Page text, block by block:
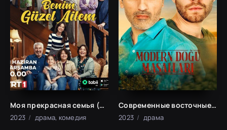
Моя прекрасная семья (2023)
2023 драма, комедия
Современные восточные сказки (2023)
2023 драма